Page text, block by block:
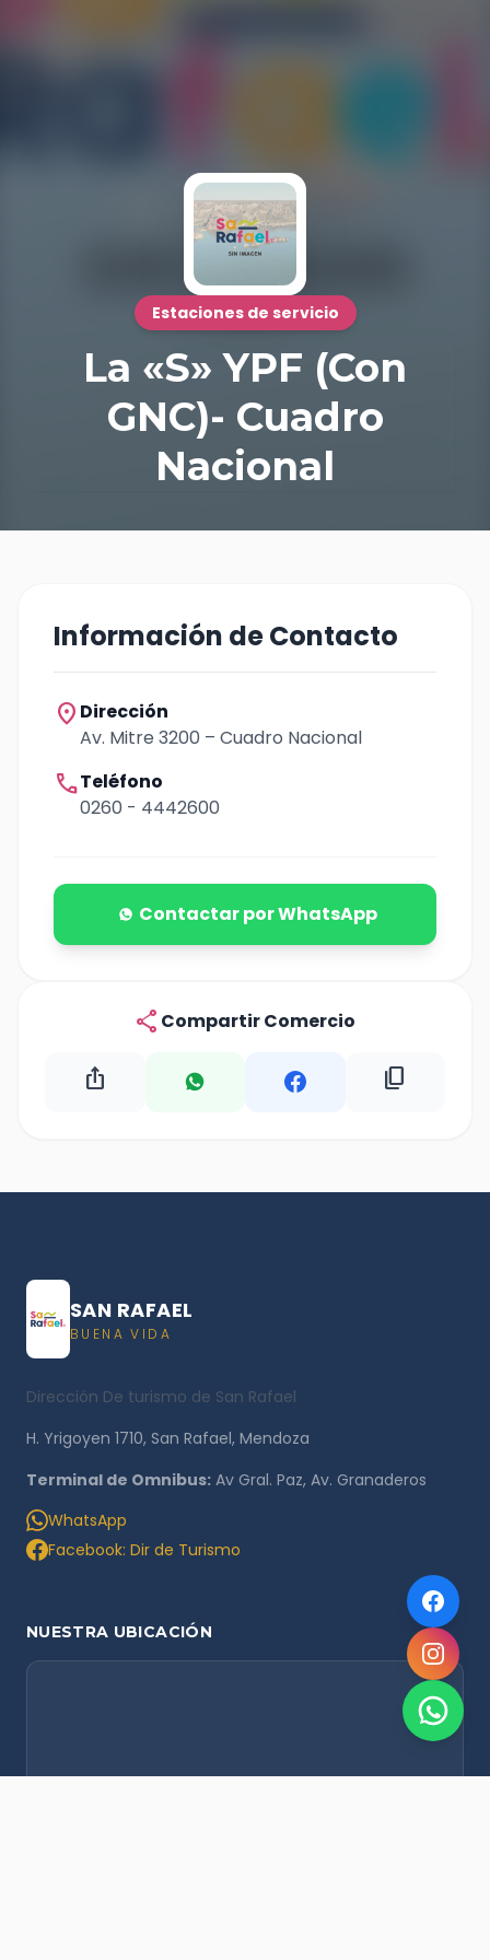
Estaciones de servicio
La «S» YPF (Con
GNC)- Cuadro
Nacional
Información de Contacto
location_on Dirección
Av. Mitre 3200 – Cuadro Nacional
callTeléfono
0260 - 4442600
Contactar por WhatsApp
share Compartir Comercio
ios_share content_copy
SAN RAFAEL
BUENA VIDA
Dirección De turismo de San Rafael
H. Yrigoyen 1710, San Rafael, Mendoza
Terminal de Omnibus: Av Gral. Paz, Av. Granaderos
WhatsApp
Facebook: Dir de Turismo
NUESTRA UBICACIÓN